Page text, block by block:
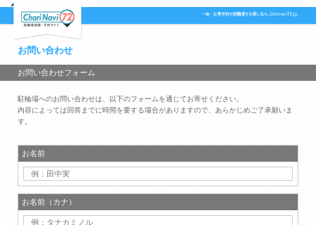
お問い合わせ
お問い合わせフォーム
駐輪場へのお問い合わせは、以下のフォームを通じてお寄せください。
内容によっては回答までに時間を要する場合がありますので、あらかじめご了承願いま
す。
お名前
お名前（カナ）